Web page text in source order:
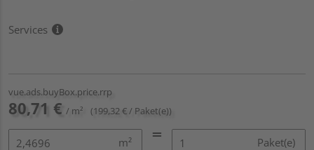
Services
vue.ads.buyBox.price.rrp
80,71 € / m² (199,32 € / Paket(e))
m² Paket(e)